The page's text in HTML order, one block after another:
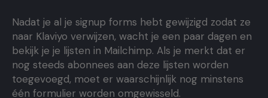
Nadat je al je signup forms hebt gewijzigd zodat ze
naar Klaviyo verwijzen, wacht je een paar dagen en
bekijk je je lijsten in Mailchimp. Als je merkt dat er
nog steeds abonnees aan deze lijsten worden
toegevoegd, moet er waarschijnlijk nog minstens
één formulier worden omgewisseld.